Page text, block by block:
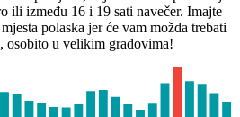
ili između 16 i 19 sati navečer. Imajte
polaska jer će vam možda trebati
osobito u velikim gradovima!